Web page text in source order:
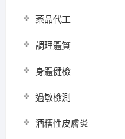
藥品代工
調理體質
身體健檢
過敏檢測
酒糟性皮膚炎